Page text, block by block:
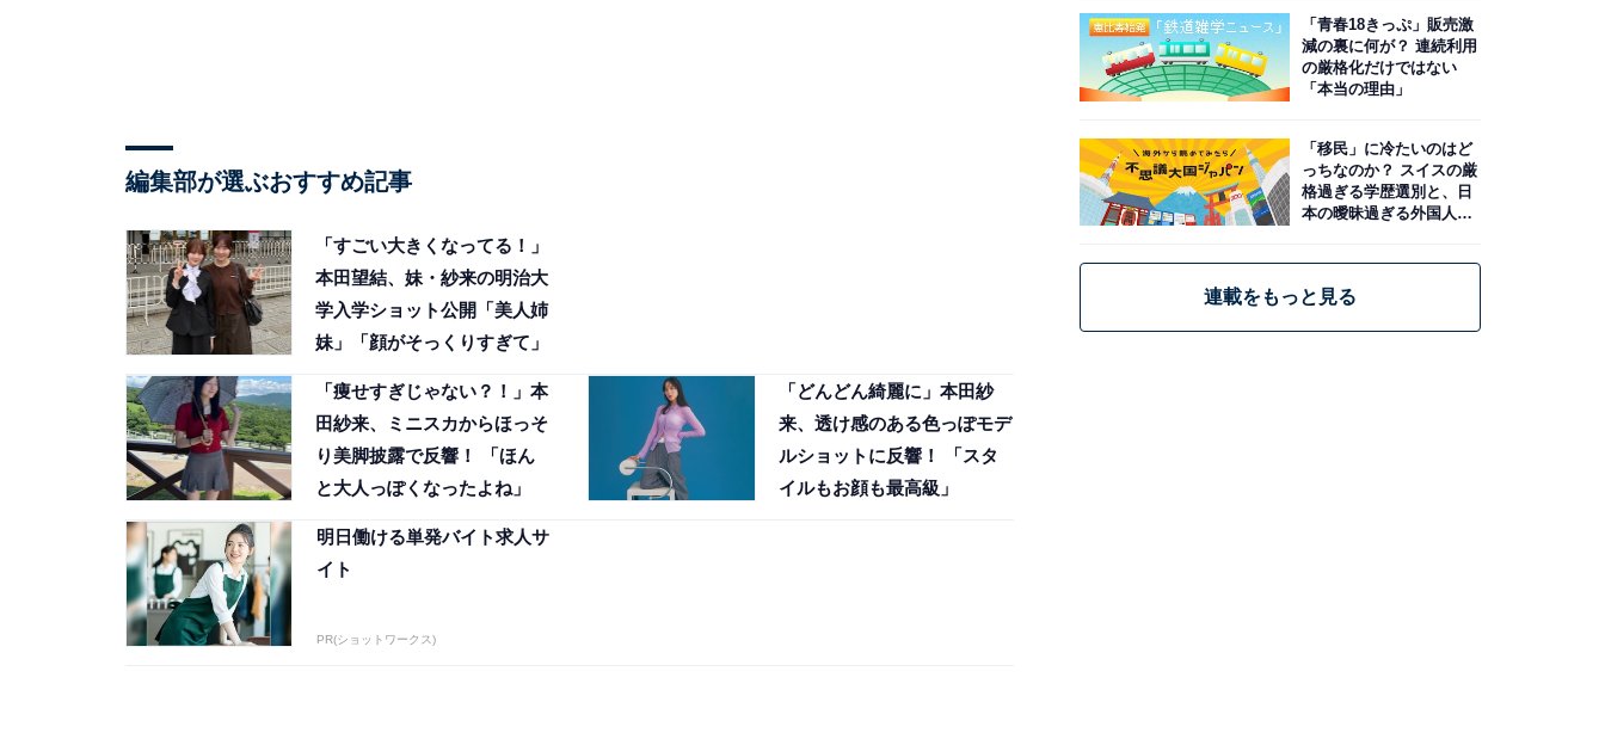
編集部が選ぶおすすめ記事
「すごい大きくなってる！」
本田望結、妹・紗来の明治大
学入学ショット公開「美人姉
妹」「顔がそっくりすぎて」
「痩せすぎじゃない？！」本
田紗来、ミニスカからほっそ
り美脚披露で反響！ 「ほん
と大人っぽくなったよね」
「どんどん綺麗に」本田紗
来、透け感のある色っぽモデ
ルショットに反響！ 「スタ
イルもお顔も最高級」
明日働ける単発バイト求人サ
イト
PR(ショットワークス)
「青春18きっぷ」販売激
減の裏に何が？ 連続利用
の厳格化だけではない
「本当の理由」
「移民」に冷たいのはど
っちなのか？ スイスの厳
格過ぎる学歴選別と、日
本の曖昧過ぎる外国人政
連載をもっと見る